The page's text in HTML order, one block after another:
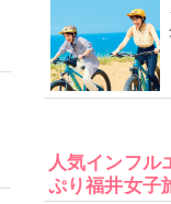
人気インフル
ぷり福井女子